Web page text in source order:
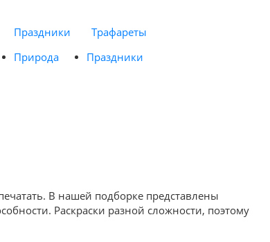
Праздники
Трафареты
Природа
Праздники
В нашей подборке представлены
Раскраски разной сложности, поэтому